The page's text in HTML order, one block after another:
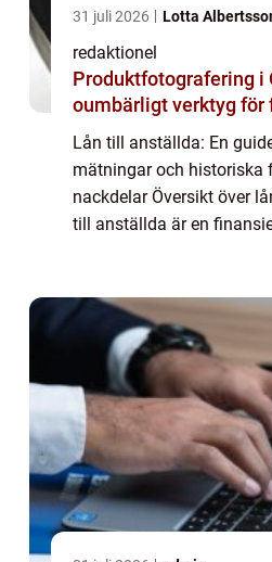
31 juli 2026 Lotta
redaktionel
Produktfotografering i
oumbärligt verktyg för
Lån till anställda: En
mätningar och historiska
nackdelar Översikt över
till anställda är en